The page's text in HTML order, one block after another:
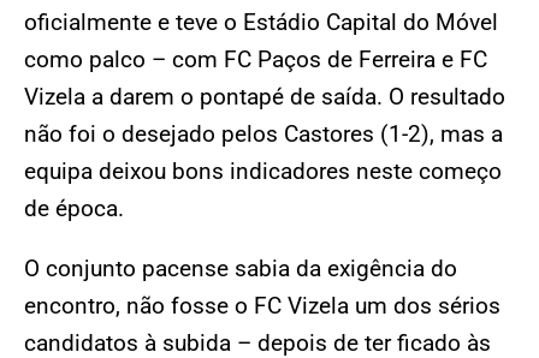
oficialmente e teve o Estádio Capital do Móvel
como palco – com FC Paços de Ferreira e FC
Vizela a darem o pontapé de saída. O resultado
não foi o desejado pelos Castores (1-2), mas a
equipa deixou bons indicadores neste começo
de época.
O conjunto pacense sabia da exigência do
encontro, não fosse o FC Vizela um dos sérios
candidatos à subida – depois de ter ficado às